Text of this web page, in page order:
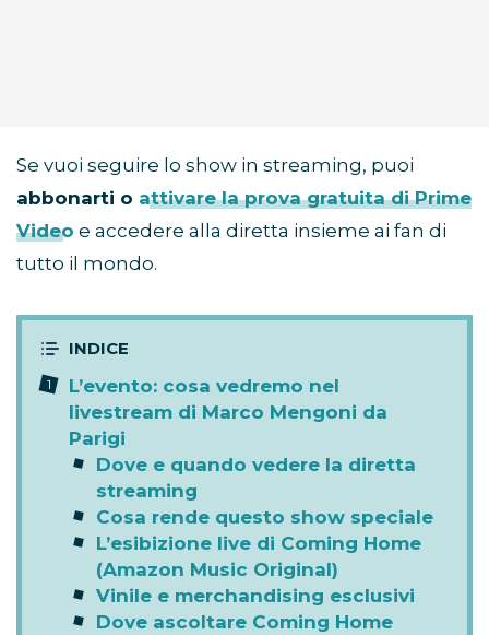
Se vuoi seguire lo show in streaming, puoi
abbonarti o attivare la prova gratuita di Prime
Video e accedere alla diretta insieme ai fan di
tutto il mondo.
L’evento: cosa vedremo nel
livestream di Marco Mengoni da
Parigi
Dove e quando vedere la diretta
streaming
Cosa rende questo show speciale
L’esibizione live di Coming Home
(Amazon Music Original)
Vinile e merchandising esclusivi
Dove ascoltare Coming Home